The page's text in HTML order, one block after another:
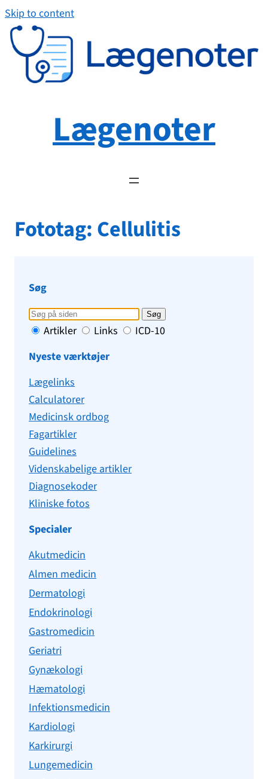
Skip to contentSpring
indhold
Lægenoter
Fototag:Cellulitis
Søg
Søg
Artikler Links
ICD-10
Nyeste værktøjer
Lægelinks
Calculatorer
Medicinsk ordbog
Fagartikler
Guidelines
Videnskabelige artikler
Diagnosekoder
Kliniske fotos
Specialer
Akutmedicin
Almen medicin
Dermatologi
Endokrinologi
Gastromedicin
Geriatri
Gynækologi
Hæmatologi
Infektionsmedicin
Kardiologi
Karkirurgi
Lungemedicin